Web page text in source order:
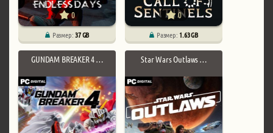
0
Размер:37 GB
0
Размер: 1.63 GB
GUNDAM BREAKER 4 … Star Wars Outlaws …